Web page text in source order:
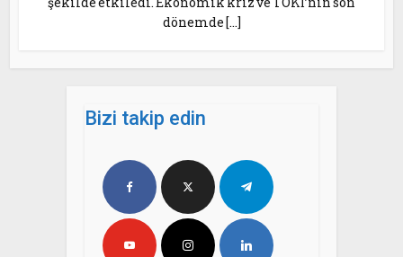
dönemde […]
Bizi takip edin